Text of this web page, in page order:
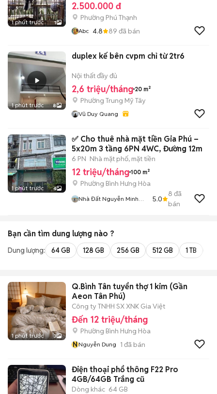
1 phút trước 1
2.500.000 đ
Phường Phú Thạnh
Abc 4.8 89 đã bán
1 phút trước 8
duplex kế bên cvpm chỉ từ 2tr6
Nội thất đầy đủ
2,6 triệu/tháng 20 m²
Phường Trung Mỹ Tây
Vũ Duy Quang
1 phút trước 4
✅ Cho thuê nhà mặt tiền Gia Phú –
5x20m 3 tầng 6PN 4WC, Đường 12m
6 PN Nhà mặt phố, mặt tiền
12 triệu/tháng 100 m²
Phường Bình Hưng Hòa
Nhà Đất Nguyễn Minh
5.0
8 đã
bán
Bạn cần tìm dung lượng nào ?
Dung lượng: 64 GB 128 GB 256 GB 512 GB 1 TB
1 phút trước 3
Q.Bình Tân tuyển thợ 1 kim (Gần
Aeon Tân Phú)
Công ty TNHH SX XNK Gia Việt
Đến 12 triệu/tháng
Phường Bình Hưng Hòa
NNguyễn Dung 1 đã bán
Điện thoại phổ thông F22 Pro
4GB/64GB Trắng cũ
Dòng khác 64 GB